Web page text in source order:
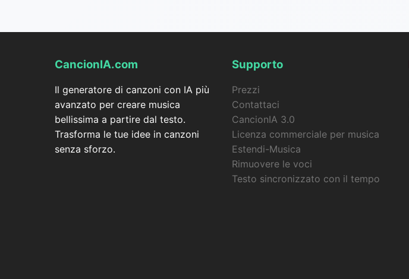
CancionIA.com
Il generatore di canzoni con IA più
avanzato per creare musica
bellissima a partire dal testo.
Trasforma le tue idee in canzoni
senza sforzo.
Supporto
Prezzi
Contattaci
CancionIA 3.0
Licenza commerciale per musica
Estendi-Musica
Rimuovere le voci
Testo sincronizzato con il tempo